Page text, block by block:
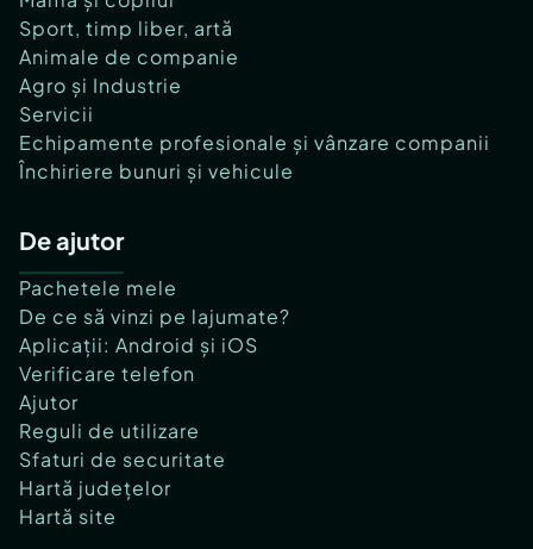
Sport, timp liber, artă
Animale de companie
Agro și Industrie
Servicii
Echipamente profesionale și vânzare companii
Închiriere bunuri și vehicule
De ajutor
Pachetele mele
De ce să vinzi pe lajumate?
Aplicații: Android și iOS
Verificare telefon
Ajutor
Reguli de utilizare
Sfaturi de securitate
Hartă județelor
Hartă site